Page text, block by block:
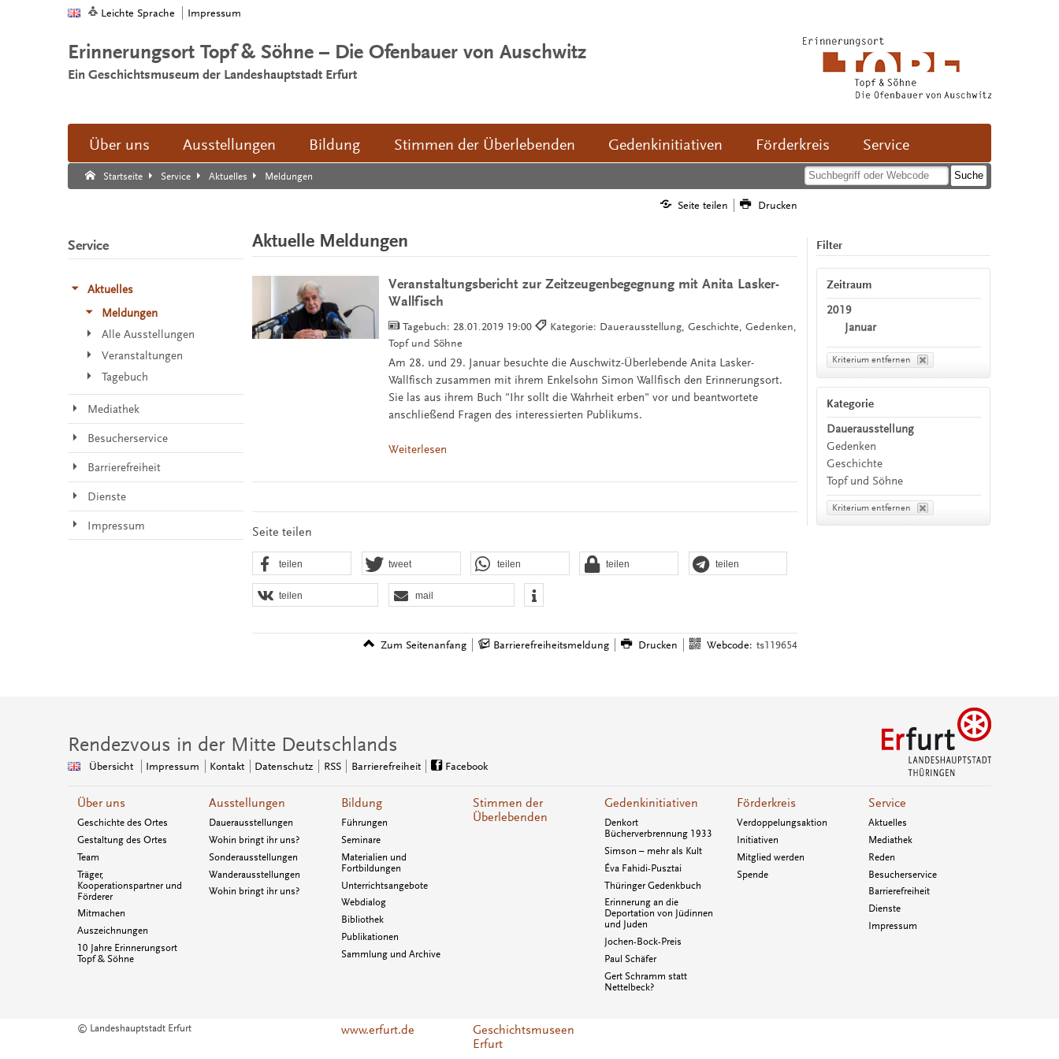
Leichte Sprache Impressum
Erinnerungsort Topf & Söhne – Die Ofenbauer von Auschwitz
Ein Geschichtsmuseum der Landeshauptstadt Erfurt
Über uns Ausstellungen Bildung Stimmen der Überlebenden Gedenkinitiativen Förderkreis Service
Startseite Service Aktuelles Meldungen
Suche:
Suche Ende.
Seite teilen Drucken
Aktuelle Meldungen
Veranstaltungsbericht zur Zeitzeugenbegegnung mit Anita Lasker-
Wallfisch
Tagebuch: 28.01.2019 19:00
Kategorie: Dauerausstellung, Geschichte, Gedenken,
Topf und Söhne
Am 28. und 29. Januar besuchte die Auschwitz-Überlebende Anita Lasker-
Wallfisch zusammen mit ihrem Enkelsohn Simon Wallfisch den Erinnerungsort.
Sie las aus ihrem Buch "Ihr sollt die Wahrheit erben" vor und beantwortete
anschließend Fragen des interessierten Publikums.
Weiterlesen
Seite teilen
teilen tweet teilen teilen teilen
teilen mail
Zum Seitenanfang Barrierefreiheitsmeldung Drucken Webcode: ts119654
Filter
Zeitraum
2019
Januar
Kriterium entfernen
Kategorie
Dauerausstellung
Gedenken
Geschichte
Topf und Söhne
Kriterium entfernen
Service
Aktuelles
Meldungen
Alle Ausstellungen
Veranstaltungen
Tagebuch
Mediathek
Besucherservice
Barrierefreiheit
Dienste
Impressum
Rendezvous in der Mitte Deutschlands
Übersicht Impressum Kontakt Datenschutz RSS Barrierefreiheit Facebook
Über uns
Geschichte des Ortes
Gestaltung des Ortes
Team
Träger,
Kooperationspartner und
Förderer
Mitmachen
Auszeichnungen
10 Jahre Erinnerungsort
Topf & Söhne
Ausstellungen
Dauerausstellungen
Wohin bringt ihr uns?
Sonderausstellungen
Wanderausstellungen
Wohin bringt ihr uns?
Bildung
Führungen
Seminare
Materialien und
Fortbildungen
Unterrichtsangebote
Webdialog
Bibliothek
Publikationen
Sammlung und Archive
Stimmen der
Überlebenden
Gedenkinitiativen
Denkort
Bücherverbrennung 1933
Simson – mehr als Kult
Éva Fahidi-Pusztai
Thüringer Gedenkbuch
Erinnerung an die
Deportation von Jüdinnen
und Juden
Jochen-Bock-Preis
Paul Schäfer
Gert Schramm statt
Nettelbeck?
Förderkreis
Verdoppelungsaktion
Initiativen
Mitglied werden
Spende
Service
Aktuelles
Mediathek
Reden
Besucherservice
Barrierefreiheit
Dienste
Impressum
© Landeshauptstadt Erfurt www.erfurt.de
Geschichtsmuseen
Erfurt